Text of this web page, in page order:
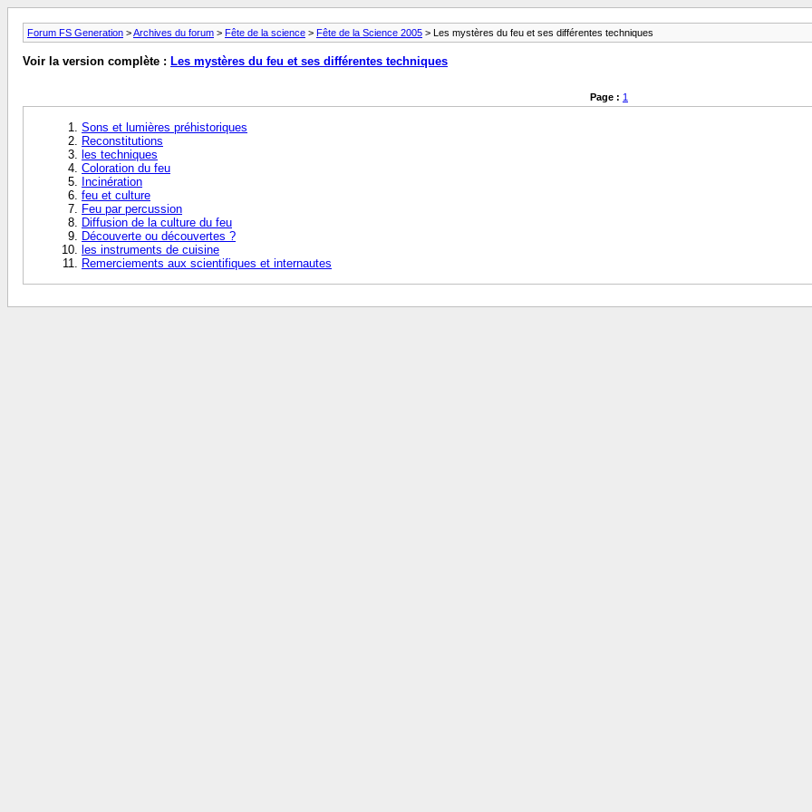
Forum FS Generation >Archives du forum > Fête de la science > Fête de la Science 2005 > Les mystères du feu et ses différentes techniques
Voir la version complète : Les mystères du feu et ses différentes techniques
Page : 1
Sons et lumières préhistoriques
Reconstitutions
les techniques
Coloration du feu
Incinération
feu et culture
Feu par percussion
Diffusion de la culture du feu
Découverte ou découvertes ?
les instruments de cuisine
Remerciements aux scientifiques et internautes